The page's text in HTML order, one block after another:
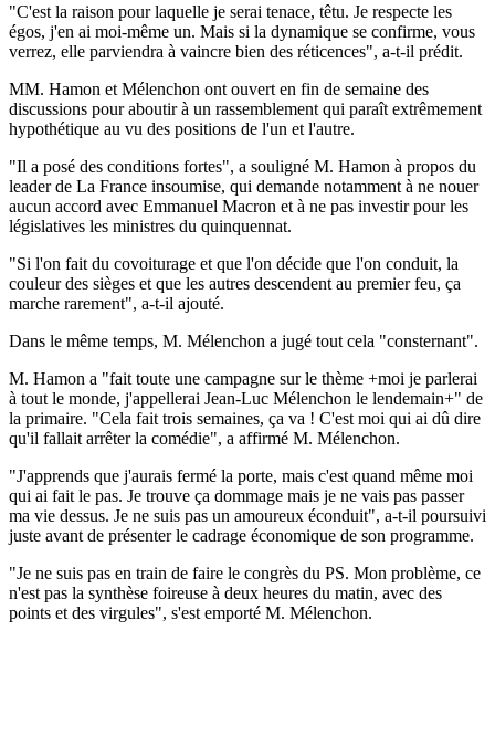
"C'est la raison pour laquelle je serai tenace, têtu. Je respecte les
égos, j'en ai moi-même un. Mais si la dynamique se confirme, vous
verrez, elle parviendra à vaincre bien des réticences", a-t-il prédit.
MM. Hamon et Mélenchon ont ouvert en fin de semaine des
discussions pour aboutir à un rassemblement qui paraît extrêmement
hypothétique au vu des positions de l'un et l'autre.
"Il a posé des conditions fortes", a souligné M. Hamon à propos du
leader de La France insoumise, qui demande notamment à ne nouer
aucun accord avec Emmanuel Macron et à ne pas investir pour les
législatives les ministres du quinquennat.
"Si l'on fait du covoiturage et que l'on décide que l'on conduit, la
couleur des sièges et que les autres descendent au premier feu, ça
marche rarement", a-t-il ajouté.
Dans le même temps, M. Mélenchon a jugé tout cela "consternant".
M. Hamon a "fait toute une campagne sur le thème +moi je parlerai
à tout le monde, j'appellerai Jean-Luc Mélenchon le lendemain+" de
la primaire. "Cela fait trois semaines, ça va ! C'est moi qui ai dû dire
qu'il fallait arrêter la comédie", a affirmé M. Mélenchon.
"J'apprends que j'aurais fermé la porte, mais c'est quand même moi
qui ai fait le pas. Je trouve ça dommage mais je ne vais pas passer
ma vie dessus. Je ne suis pas un amoureux éconduit", a-t-il poursuivi
juste avant de présenter le cadrage économique de son programme.
"Je ne suis pas en train de faire le congrès du PS. Mon problème, ce
n'est pas la synthèse foireuse à deux heures du matin, avec des
points et des virgules", s'est emporté M. Mélenchon.